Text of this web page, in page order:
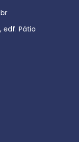
edf. Pátio